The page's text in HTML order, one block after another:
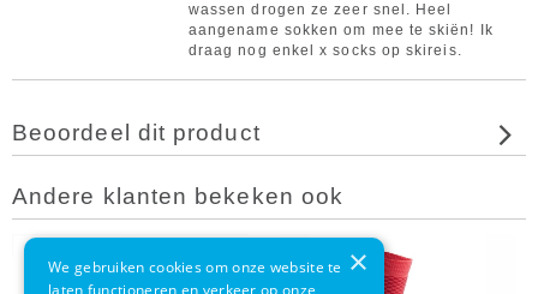
wassen drogen ze zeer snel. Heel
aangename sokken om mee te skiën! Ik
draag nog enkel x socks op skireis.
Beoordeel dit product
Andere klanten bekeken ook
2
stuks
×
We gebruiken cookies om onze website te
laten functioneren en verkeer op onze